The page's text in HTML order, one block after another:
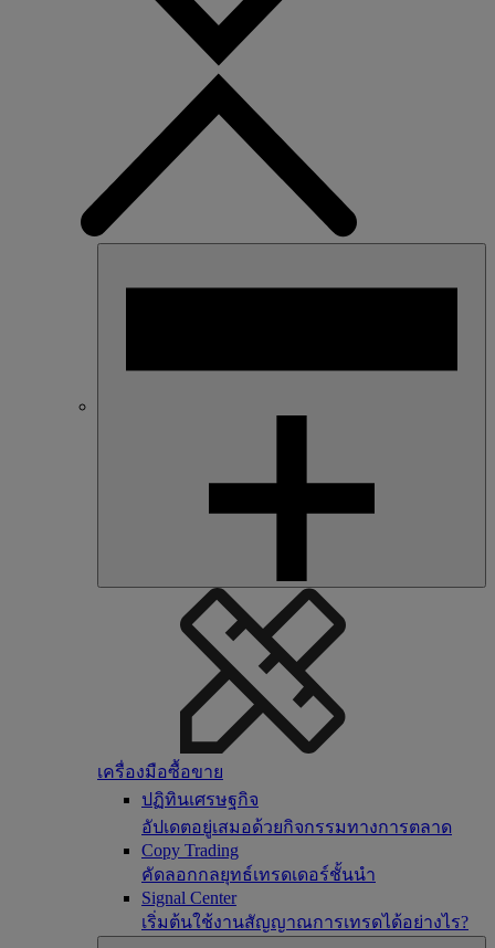
เครื่องมือซื้อขาย
ปฏิทินเศรษฐกิจ
อัปเดตอยู่เสมอด้วยกิจกรรมทางการตลาด
Copy Trading
คัดลอกกลยุทธ์เทรดเดอร์ชั้นนำ
Signal Center
เริ่มต้นใช้งานสัญญาณการเทรดได้อย่างไร?